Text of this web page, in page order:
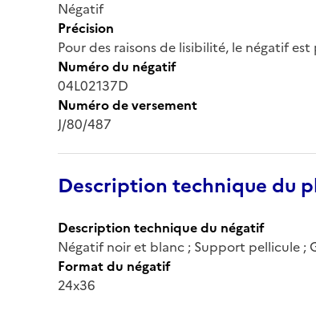
Négatif
Précision
Pour des raisons de lisibilité, le négatif
Numéro du négatif
04L02137D
Numéro de versement
J/80/487
Description technique du
Description technique du négatif
Négatif noir et blanc ; Support pellicule ;
Format du négatif
24x36